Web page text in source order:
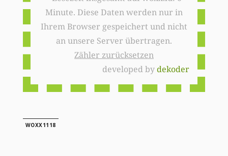
Minute. Diese Daten werden nur in
Ihrem Browser gespeichert und nicht
an unsere Server übertragen.
Zähler zurücksetzen
developed bydekoder
WOXX1118